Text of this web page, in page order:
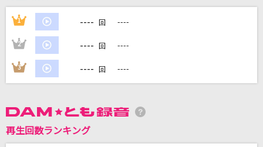
DAMに会員登録・ログインして
1 ---- 回 ----
2 ---- 回 ----
3 ---- 回 ----
再生回数ランキング